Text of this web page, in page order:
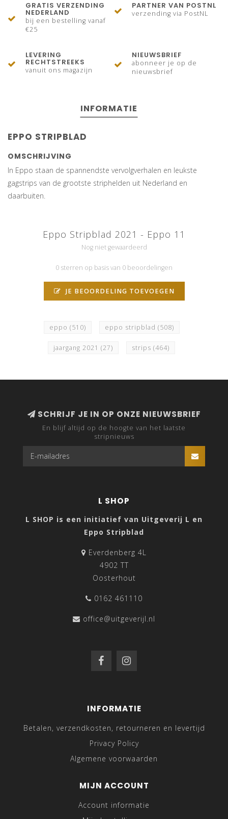
GRATIS VERZENDING
NEDERLAND
bij een bestelling vanaf
€25
PARTNER VAN POSTNL
verzending via PostNL
LEVERING
RECHTSTREEKS
vanuit ons magazijn
NIEUWSBRIEF
abonneer je op de
nieuwsbrief
INFORMATIE
EPPO STRIPBLAD
OMSCHRIJVING
In Eppo staan de spannendste vervolgverhalen en leukste
gagstrips van de grootste striphelden uit Nederland en
daarbuiten.
Eppo Stripblad 2021 - Eppo 11
Nog niet gewaardeerd
0 sterren op basis van 0 beoordelingen
JE BEOORDELING TOEVOEGEN
eppo (510) eppo stripblad (508)
jaargang 2021 (27) strips (464)
SCHRIJF JE IN OP ONZE NIEUWSBRIEF
En blijf altijd op de hoogte van het laatste
stripnieuws
L SHOP
L SHOP is een initiatief van Uitgeverij L en
Eppo Stripblad
Everdenberg 4L
4902 TT
Oosterhout
0162 461110
office@uitgeverijl.nl
INFORMATIE
Betalen, verzendkosten, retourneren en levertijd
Privacy Policy
Algemene voorwaarden
MIJN ACCOUNT
Account informatie